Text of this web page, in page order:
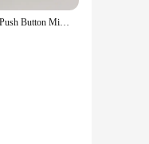
5Pcs/Lot Black Push Button Mini Switch 6A-10A 110V 250V KCD1 2Pin Snap-in On/Off Rocker Switch 5PCS/Lot 21MM*15MM BLACK